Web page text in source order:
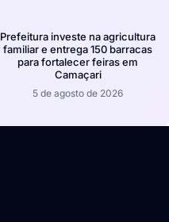
Prefeitura investe na agricultura
familiar e entrega 150 barracas
para fortalecer feiras em
Camaçari
5 de agosto de 2026